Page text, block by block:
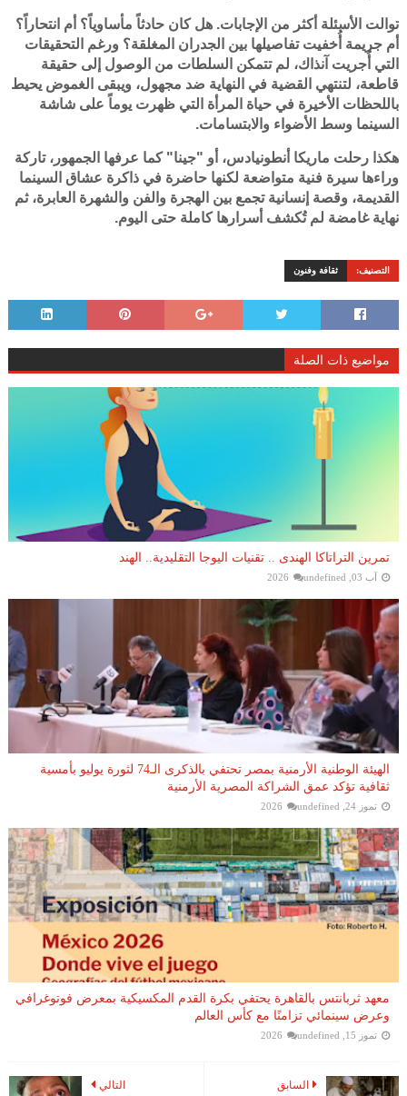
توالت الأسئلة أكثر من الإجابات. هل كان حادثاً مأساوياً؟ أم انتحاراً؟
أم جريمة أُخفيت تفاصيلها بين الجدران المغلقة؟ ورغم التحقيقات
التي أُجريت آنذاك، لم تتمكن السلطات من الوصول إلى حقيقة
قاطعة، لتنتهي القضية في النهاية ضد مجهول، ويبقى الغموض يحيط
باللحظات الأخيرة في حياة المرأة التي ظهرت يوماً على شاشة
السينما وسط الأضواء والابتسامات.
هكذا رحلت ماريكا أنطونيادس، أو "جينا" كما عرفها الجمهور، تاركة
وراءها سيرة فنية متواضعة لكنها حاضرة في ذاكرة عشاق السينما
القديمة، وقصة إنسانية تجمع بين الهجرة والفن والشهرة العابرة، ثم
نهاية غامضة لم تُكشف أسرارها كاملة حتى اليوم.
التصنيف: ثقافة وفنون
مواضيع ذات الصلة
تمرين التراتاكا الهندى .. تقنيات اليوجا التقليدية.. الهند
آب 03, 2026 undefined
الهيئة الوطنية الأرمنية بمصر تحتفي بالذكرى الـ74 لثورة يوليو بأمسية
ثقافية تؤكد عمق الشراكة المصرية الأرمنية
تموز 24, 2026 undefined
معهد ثربانتس بالقاهرة يحتفي بكرة القدم المكسيكية بمعرض فوتوغرافي
وعرض سينمائي تزامنًا مع كأس العالم
تموز 15, 2026 undefined
التالي السابق